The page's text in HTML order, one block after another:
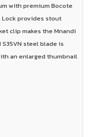
with premium Bocote
Lock provides stout
clip makes the Mnandi
steel blade is
an enlarged thumbnail